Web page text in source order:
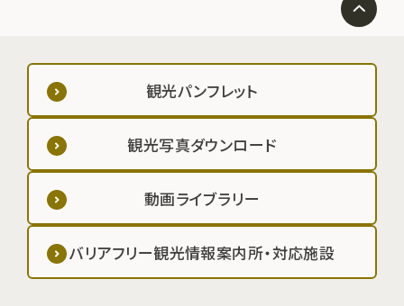
観光パンフレット
観光写真ダウンロード
動画ライブラリー
バリアフリー観光情報案内所・対応施設